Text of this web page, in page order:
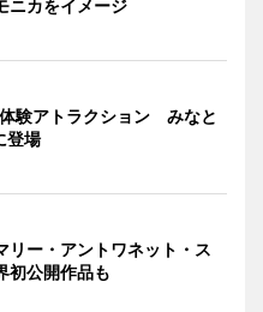
ニカをイメージ
験アトラクション みなと
登場
リー・アントワネット・ス
公開作品も